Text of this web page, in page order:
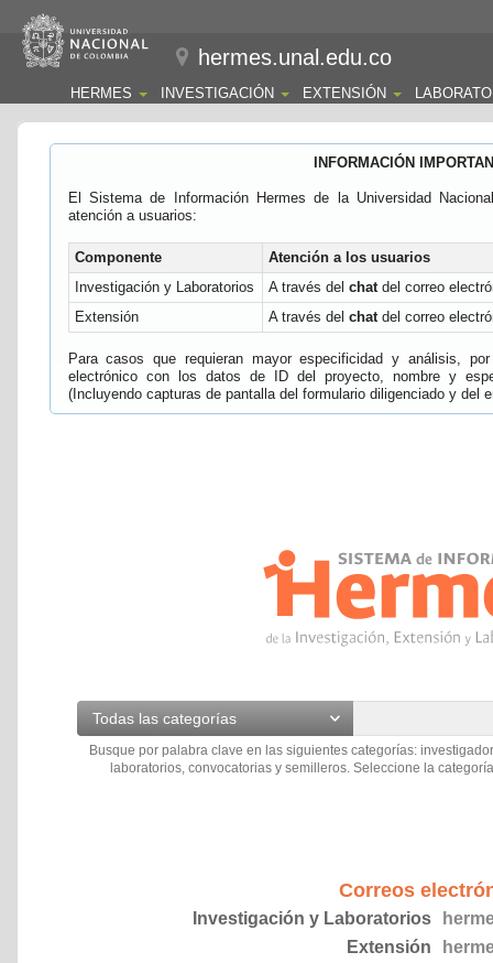
hermes.unal.edu.co
HERMES INVESTIGACIÓN EXTENSIÓN
INFORMACIÓN
El Sistema de Información Hermes de la Universidad
atención a usuarios:
Componente
Atención a los usuarios
Investigación y Laboratorios
A través del chatdel correo
Extensión
A través del chatdel correo
Para casos que requieran mayor especificidad y análisis,
electrónico con los datos de ID del proyecto, nombre y
(Incluyendo capturas de pantalla del formulario diligenciado y del
Todas las categorías
Busque por palabra clave en las siguientes categorías:
laboratorios, convocatorias y semilleros. Seleccione la
Correos
Investigación y Laboratorios
Extensión